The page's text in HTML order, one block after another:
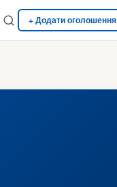
+ Додати оголошення